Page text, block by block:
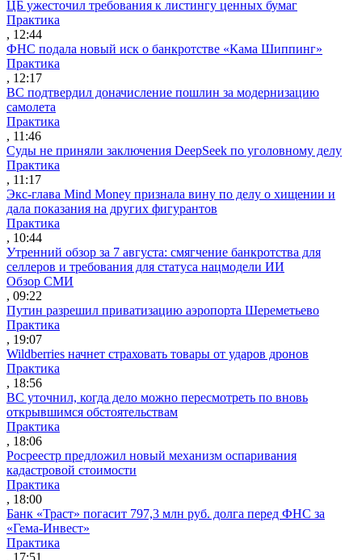
ЦБ ужесточил требования к листингу ценных бумаг
Практика
, 12:44
ФНС подала новый иск о банкротстве «Кама Шиппинг»
Практика
, 12:17
ВС подтвердил доначисление пошлин за модернизацию
самолета
Практика
, 11:46
Суды не приняли заключения DeepSeek по уголовному делу
Практика
, 11:17
Экс-глава Mind Money признала вину по делу о хищении и
дала показания на других фигурантов
Практика
, 10:44
Утренний обзор за 7 августа: смягчение банкротства для
селлеров и требования для статуса нацмодели ИИ
Обзор СМИ
, 09:22
Путин разрешил приватизацию аэропорта Шереметьево
Практика
, 19:07
Wildberries начнет страховать товары от ударов дронов
Практика
, 18:56
ВС уточнил, когда дело можно пересмотреть по вновь
открывшимся обстоятельствам
Практика
, 18:06
Росреестр предложил новый механизм оспаривания
кадастровой стоимости
Практика
, 18:00
Банк «Траст» погасит 797,3 млн руб. долга перед ФНС за
«Гема-Инвест»
Практика
, 17:51